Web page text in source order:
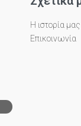
Η ιστορία μας
Επικοινωνία